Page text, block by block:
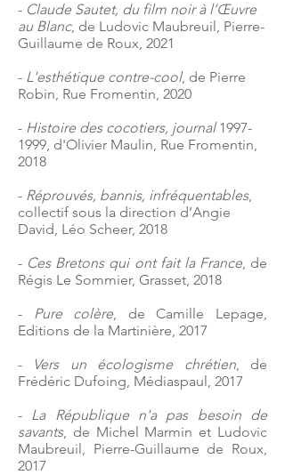
- Claude Sautet, du film noir à l’Œuvre
au Blanc, de Ludovic Maubreuil, Pierre-
Guillaume de Roux, 2021
- L'esthétique contre-cool, de Pierre
Robin, Rue Fromentin, 2020
- Histoire des cocotiers, journal1997-
1999, d'Olivier Maulin, Rue Fromentin,
2018
- Réprouvés, bannis, infréquentables,
collectif sous la direction d’Angie
David, Léo Scheer, 2018
- Ces Bretons qui ont fait la France, de
Régis Le Sommier, Grasset, 2018
- Pure colère, de Camille Lepage,
Editions de la Martinière, 2017
-
Vers un écologisme chrétien, de
Frédéric Dufoing, Médiaspaul, 2017
- La République n'a pas besoin de
savants, de Michel Marmin et Ludovic
Maubreuil, Pierre-Guillaume de Roux,
2017